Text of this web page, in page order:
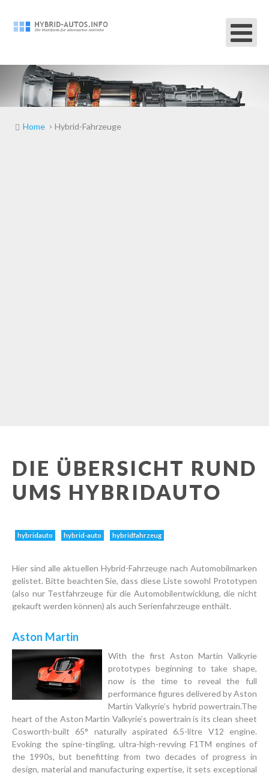
Home Hybrid-Fahrzeuge
DIE ÜBERSICHT RUND
UMS HYBRIDAUTO
hybridauto hybrid-auto hybridfahrzeug
Hier sind alle aktuellen Hybrid-Fahrzeuge nach Automobilmarken
gelistet. Bitte beachten Sie, dass diese Liste sowohl Prototypen
(also nur Testfahrzeuge für die Automobilentwicklung, die nicht
gekauft werden können) als auch Serienfahrzeuge enthält.
Aston Martin
With the first Aston Martin Valkyrie
prototypes beginning to take shape,
now is the time to reveal the full
performance figures delivered by Aston
Martin Valkyrie’s hybrid powertrain.The
heart of the Aston Martin Valkyrie’s powertrain is its clean sheet
Cosworth-built 65° naturally aspirated 6.5-litre V12 engine.
Evoking the spine-tingling, ultra-high-revving F1TM engines of
the 1990s, but benefitting from two decades of progress in
design, material and manufacturing expertise, it sets exceptional